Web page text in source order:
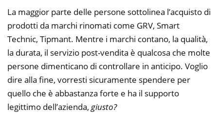
La maggior parte delle persone sottolinea l’acquisto di
prodotti da marchi rinomati come GRV, Smart
Technic, Tipmant. Mentre i marchi contano, la qualità,
la durata, il servizio post-vendita è qualcosa che molte
persone dimenticano di controllare in anticipo. Voglio
dire alla fine, vorresti sicuramente spendere per
quello che è abbastanza forte e ha il supporto
legittimo dell’azienda, giusto?